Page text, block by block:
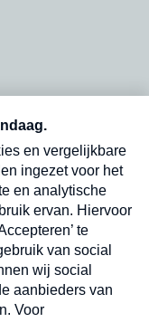
in
Verzend